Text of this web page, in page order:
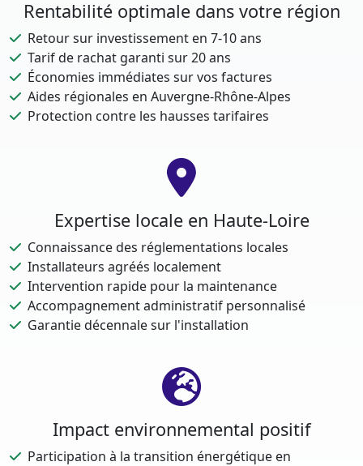
Rentabilité optimale dans votre région
Retour sur investissement en 7-10 ans
Tarif de rachat garanti sur 20 ans
Économies immédiates sur vos factures
Aides régionales en Auvergne-Rhône-Alpes
Protection contre les hausses tarifaires
Expertise locale en Haute-Loire
Connaissance des réglementations locales
Installateurs agréés localement
Intervention rapide pour la maintenance
Accompagnement administratif personnalisé
Garantie décennale sur l'installation
Impact environnemental positif
Participation à la transition énergétique en